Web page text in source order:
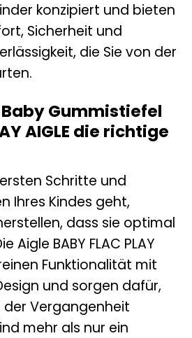
konzipiert und bieten
Sicherheit und
die Sie von der
Gummistiefel
AIGLE die richtige
Schritte und
Ihres Kindes geht,
dass sie optimal
Aigle BABY FLAC PLAY
Funktionalität mit
und sorgen dafür,
der Vergangenheit
mehr als nur ein